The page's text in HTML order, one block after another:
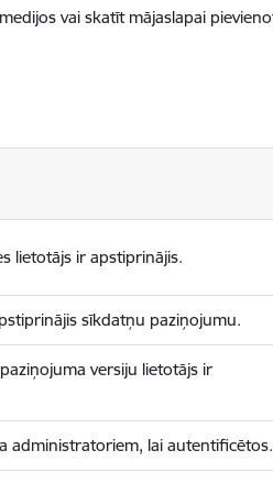
vai skatīt mājaslapai
lietotājs ir apstiprinājis.
sīkdatņu paziņojumu.
versiju lietotājs ir
administratoriem, lai autentificētos.